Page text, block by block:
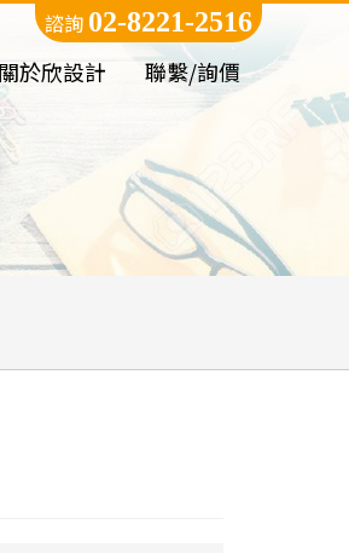
關於欣設計 聯繫/詢價
諮詢 02-8221-2516